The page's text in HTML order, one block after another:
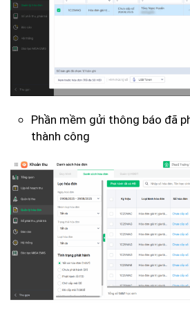
Phần mềm gửi thông báo đã
thành công